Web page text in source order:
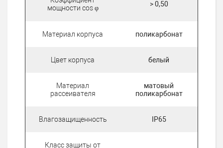
мощности cos φ
> 0,50
Материал корпуса поликарбонат
Цвет корпуса белый
Материал
рассеивателя
матовый
поликарбонат
Влагозащищенность IP65
Класс защиты от